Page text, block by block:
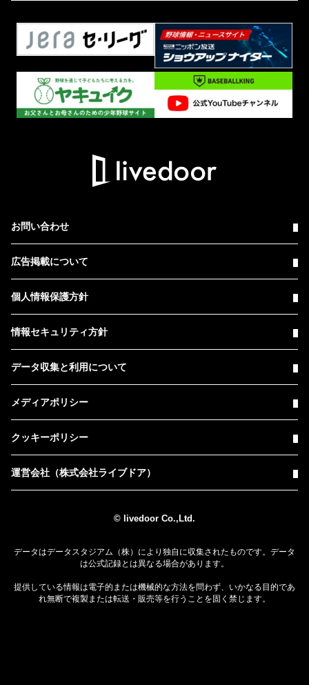
お問い合わせ
広告掲載について
個人情報保護方針
情報セキュリティ方針
データ収集と利用について
メディアポリシー
クッキーポリシー
運営会社（株式会社ライブドア）
© livedoor Co.,Ltd.
データはデータスタジアム（株）により独自に収集されたものです。データ
は公式記録とは異なる場合があります。
提供している情報は電子的または機械的な方法を問わず、いかなる目的であ
れ無断で複製または転送・販売等を行うことを固く禁じます。